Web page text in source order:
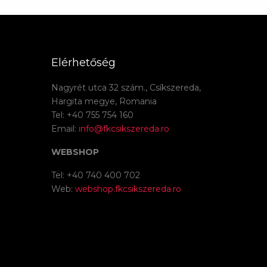
Elérhetőség
Nagyrét utca 32 szám., Csíkszereda,
Hargita megye, Romania
Tel: +40 755 754 160
Email: info@fkcsikszereda.ro
WEBSHOP
Tel: +40 740 400 702
Web: webshop.fkcsikszereda.ro